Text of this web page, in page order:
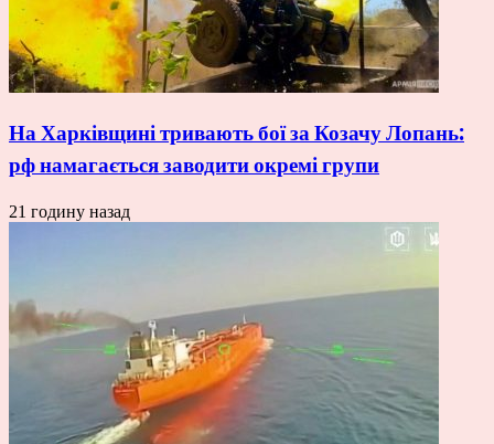
На Харківщині тривають бої за Козачу Лопань:
рф намагається заводити окремі групи
21 годину назад